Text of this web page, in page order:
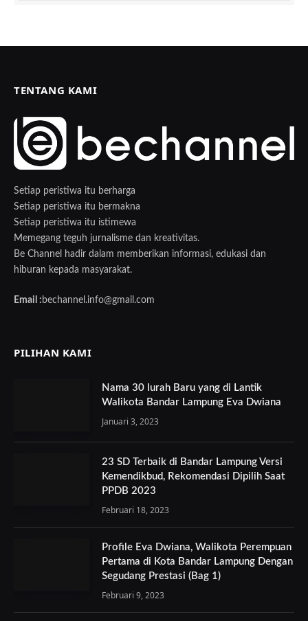
TENTANG KAMI
Setiap peristiwa itu berharga
Setiap peristiwa itu bermakna
Setiap peristiwa itu istimewa
Memegang teguh jurnalisme dan kreativitas.
Be Channel hadir dalam memberikan informasi, edukasi dan
hiburan kepada masyarakat.
Email : bechannel.info@gmail.com
PILIHAN KAMI
Nama 30 lurah Baru yang di Lantik
Walikota Bandar Lampung Eva Dwiana
Januari 3, 2023
23 SD Terbaik di Bandar Lampung Versi
Kemendikbud, Rekomendasi Dipilih Saat
PPDB 2023
Februari 18, 2023
Profile Eva Dwiana, Walikota Perempuan
Pertama di Kota Bandar Lampung Dengan
Segudang Prestasi (Bag 1)
Februari 9, 2023